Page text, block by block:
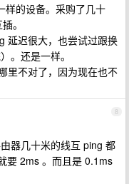
样的设备。采购了几十
。
延迟很大，也尝试过跟换
。还是一样。
里不对了，因为现在也不
8
器几十米的线互 ping 都
要 2ms 。而且是 0.1ms